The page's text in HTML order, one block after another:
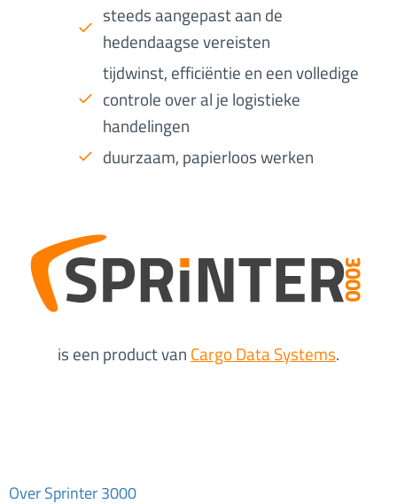
steeds aangepast aan de
hedendaagse vereisten
tijdwinst, efficiëntie en een volledige
controle over al je logistieke
handelingen
duurzaam, papierloos werken
is een product van Cargo Data Systems.
Over Sprinter 3000